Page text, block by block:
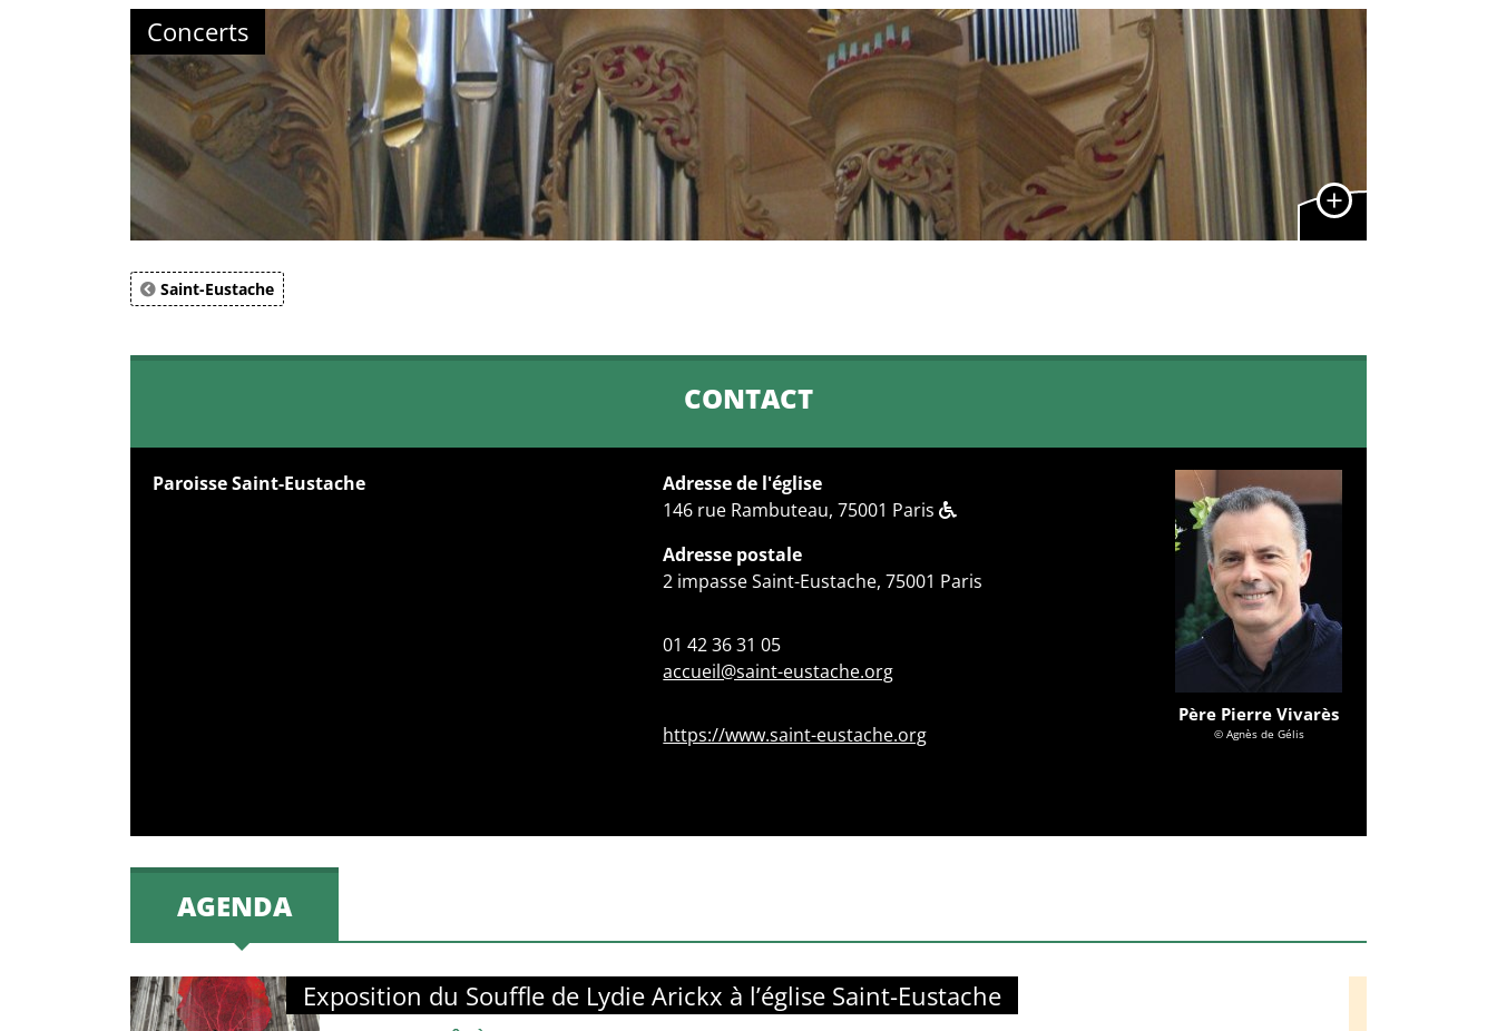
Concerts
Saint-Eustache
CONTACT
Paroisse Saint-Eustache
Adresse de l'église
146 rue Rambuteau, 75001 Paris
Adresse postale
2 impasse Saint-Eustache, 75001 Paris
01 42 36 31 05
accueil@saint-eustache.org
https://www.saint-eustache.org
Père Pierre Vivarès
© Agnès de Gélis
AGENDA
Exposition du Souffle de Lydie Arickx à l’église Saint-Eustache